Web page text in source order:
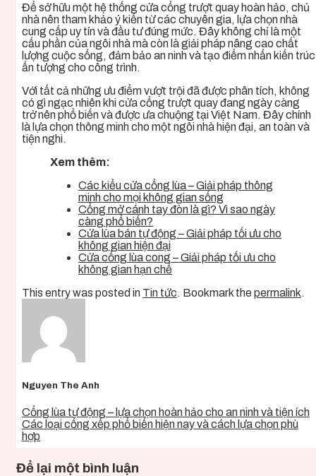
Để sở hữu một hệ thống cửa cổng trượt quay hoàn hảo, chủ
nhà nên tham khảo ý kiến từ các chuyên gia, lựa chọn nhà
cung cấp uy tín và đầu tư đúng mức. Đây không chỉ là một
cấu phần của ngôi nhà mà còn là giải pháp nâng cao chất
lượng cuộc sống, đảm bảo an ninh và tạo điểm nhấn kiến trúc
ấn tượng cho công trình.
Với tất cả những ưu điểm vượt trội đã được phân tích, không
có gì ngạc nhiên khi cửa cổng trượt quay đang ngày càng
trở nên phổ biến và được ưa chuộng tại Việt Nam. Đây chính
là lựa chọn thông minh cho một ngôi nhà hiện đại, an toàn và
tiện nghi.
Xem thêm:
Các kiểu cửa cổng lùa – Giải pháp thông
minh cho mọi không gian sống
Cổng mở cánh tay đòn là gì? Vì sao ngày
càng phổ biến?
Cửa lùa bán tự động – Giải pháp tối ưu cho
không gian hiện đại
Cửa cổng lùa cong – Giải pháp tối ưu cho
không gian hạn chế
This entry was posted in Tin tức. Bookmark thepermalink.
Nguyen The Anh
Cổng lùa tự động – lựa chọn hoàn hảo cho an ninh và tiện ích
Các loại cổng xếp phổ biến hiện nay và cách lựa chọn phù
hợp
Để lại một bình luận